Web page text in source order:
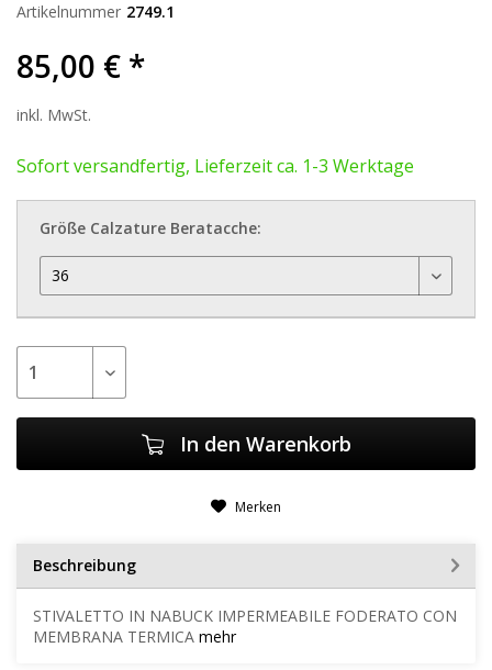
Artikelnummer 2749.1
85,00 € *
inkl. MwSt.
Sofort versandfertig, Lieferzeit ca. 1-3 Werktage
Größe Calzature Beratacche:
In den Warenkorb
Merken
Beschreibung
STIVALETTO IN NABUCK IMPERMEABILE FODERATO CON
MEMBRANA TERMICA mehr